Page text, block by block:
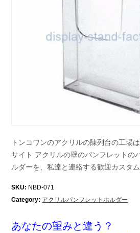
トンコワンのアクリルの陳列台の工場
サイト アクリルの壁のパンフレットの
ルダーを、私達と連絡する歓迎カスタ
SKU: NBD-071
Category: アクリルパンフレットホルダー
あなたの望みと違う？